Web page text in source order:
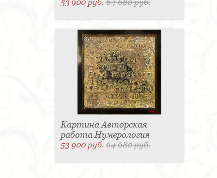
53 900 руб.64 680 руб.
Картина Авторская
работа Нумерология
53 900 руб.64 680 руб.